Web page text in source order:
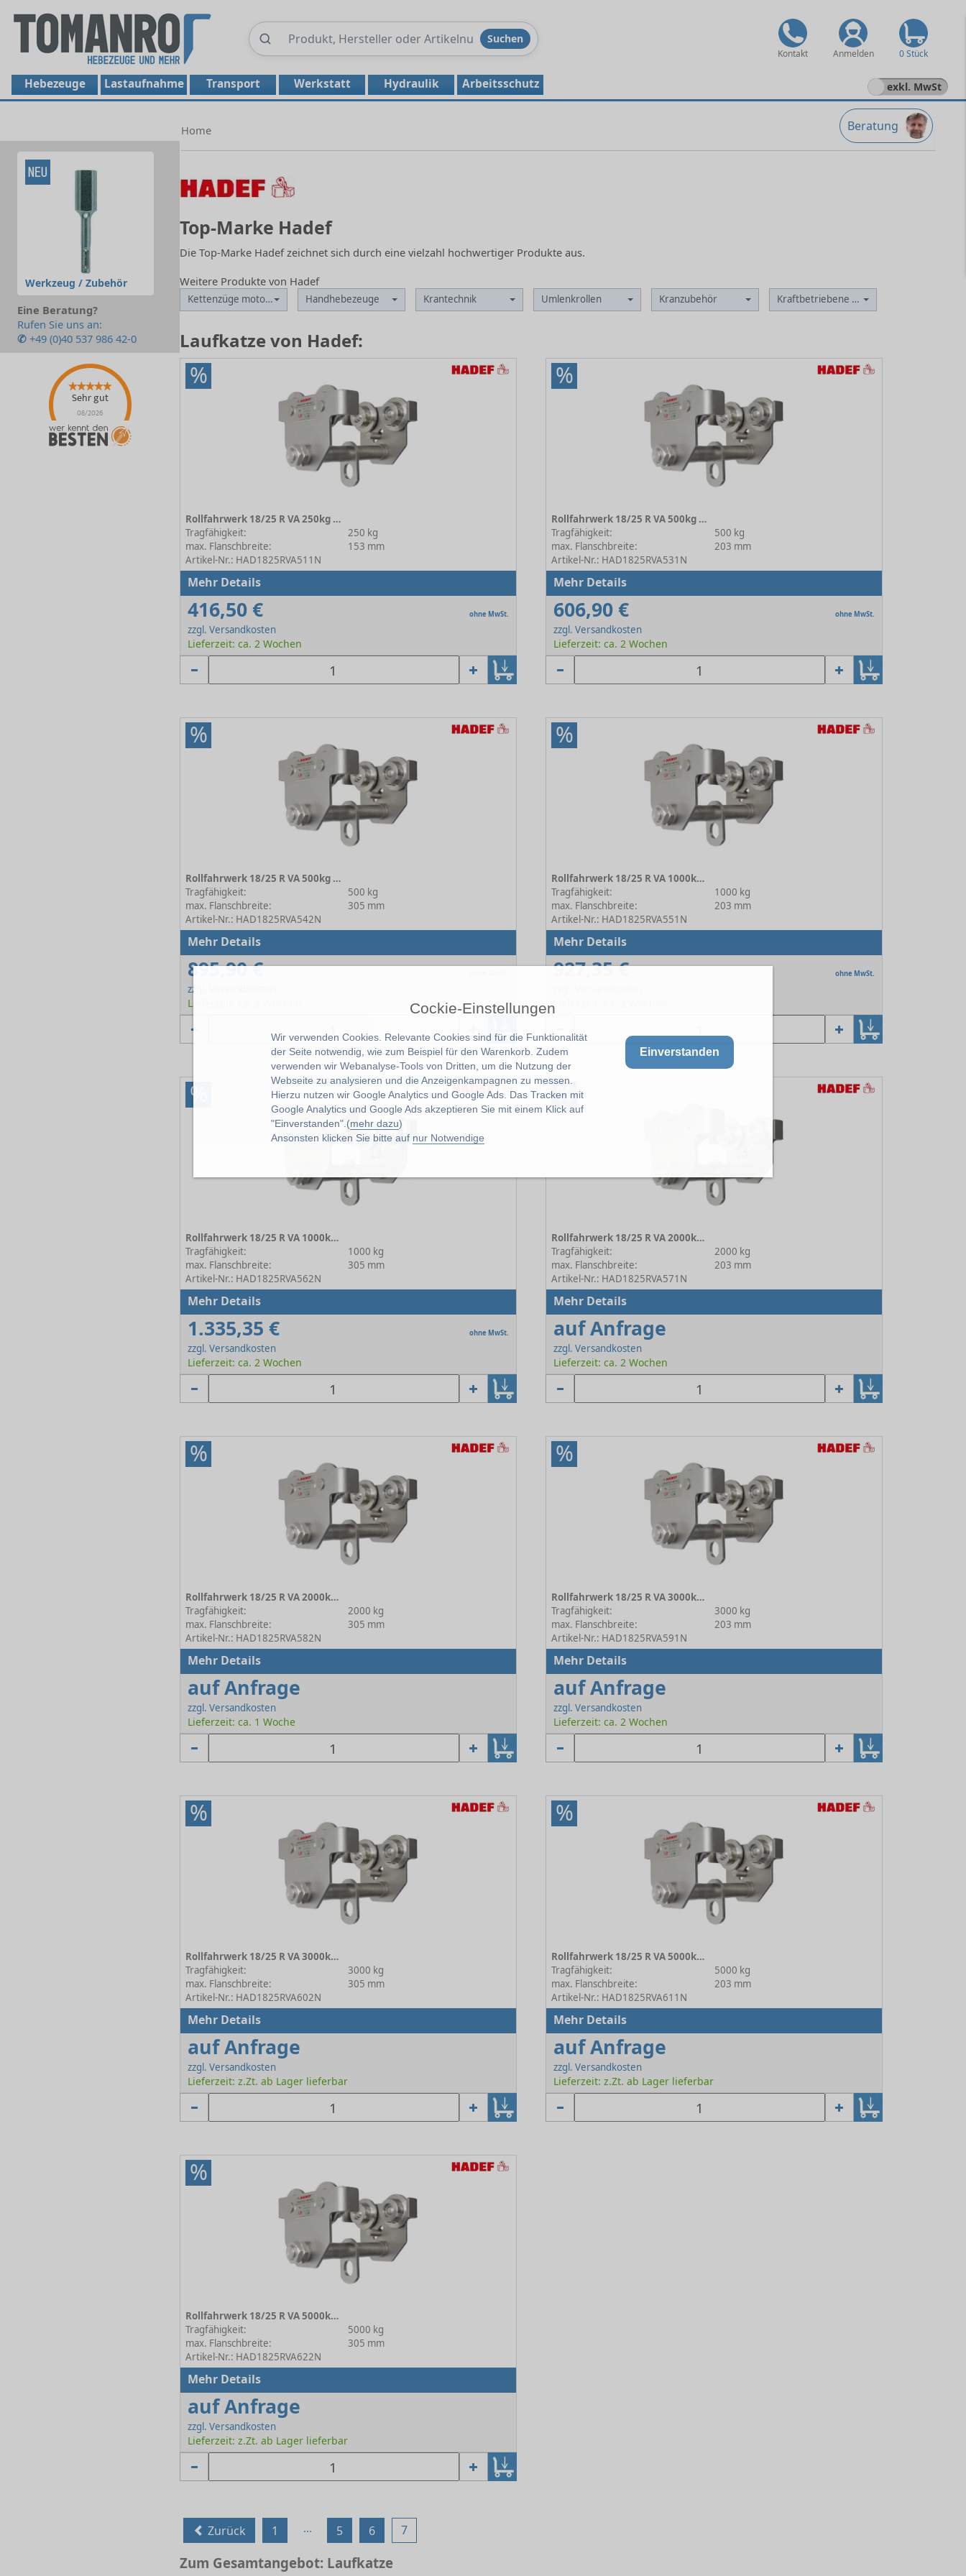
Cockie-Einstellungen
Wir verwenden Cookies. Relevante Cookies sind für die Funktionalität
der Seite notwendig, wie zum Beispiel für den Warenkorb. Zudem
verwenden wir Webanalyse-Tools von Dritten, um die Nutzung der
Webseite zu analysieren und die Anzeigenkampagnen zu messen.
Hierzu nutzen wir Google Analytics und Google Ads. Das Tracken mit
Google Analytics und Google Ads akzeptieren Sie mit einem Klick auf
"Einverstanden".(mehr dazu)
Ansonsten klicken Sie bitte auf nur Notwendige
Einverstanden
Produkte
Suchen
Kontakt Anmelden 0 Stück
Hebezeuge Lastaufnahme Transport Werkstatt Hydraulik Arbeitsschutz exkl. MwSt
Werkzeug / Zubehör
Eine Beratung?
Rufen Sie uns an:
✆ +49 (0)40 537 986 42-0
Sehr gut
08/2026
Beratung
Home
Top-Marke Hadef
Die Top-Marke Hadef zeichnet sich durch eine vielzahl hochwertiger Produkte aus.
Weitere Produkte von Hadef
Kettenzüge motorisch Handhebezeuge Krantechnik Umlenkrollen Kranzubehör Kraftbetriebene Winden
Laufkatze von Hadef:
%
Rollfahrwerk 18/25 R VA 250kg 1N
Tragfähigkeit:
250 kg
max. Flanschbreite:
153 mm
Artikel-Nr.: HAD1825RVA511N
Mehr Details
416,50 € ohne MwSt.
zzgl. Versandkosten
Lieferzeit: ca. 2 Wochen
%
Rollfahrwerk 18/25 R VA 500kg 1N
Tragfähigkeit:
500 kg
max. Flanschbreite:
203 mm
Artikel-Nr.: HAD1825RVA531N
Mehr Details
606,90 € ohne MwSt.
zzgl. Versandkosten
Lieferzeit: ca. 2 Wochen
%
Rollfahrwerk 18/25 R VA 500kg 2N
Tragfähigkeit:
500 kg
max. Flanschbreite:
305 mm
Artikel-Nr.: HAD1825RVA542N
Mehr Details
895,90 €
zzgl. Versandkosten
Lieferzeit: ca. 2 Wochen
%
Rollfahrwerk 18/25 R VA 1000kg 1N
Tragfähigkeit:
1000 kg
max. Flanschbreite:
203 mm
Artikel-Nr.: HAD1825RVA551N
Mehr Details
927,35 € ohne MwSt.
Lieferzeit: ca. 2 Wochen
%
Rollfahrwerk 18/25 R VA 1000kg 2N
Tragfähigkeit:
1000 kg
max. Flanschbreite:
305 mm
Artikel-Nr.: HAD1825RVA562N
Mehr Details
1.335,35 € ohne MwSt.
zzgl. Versandkosten
Lieferzeit: ca. 2 Wochen
%
Rollfahrwerk 18/25 R VA 2000kg 1N
Tragfähigkeit:
2000 kg
max. Flanschbreite:
203 mm
Artikel-Nr.: HAD1825RVA571N
Mehr Details
auf Anfrage
zzgl. Versandkosten
Lieferzeit: ca. 2 Wochen
%
Rollfahrwerk 18/25 R VA 2000kg 2N
Tragfähigkeit:
2000 kg
max. Flanschbreite:
305 mm
Artikel-Nr.: HAD1825RVA582N
Mehr Details
auf Anfrage
zzgl. Versandkosten
Lieferzeit: ca. 1 Woche
%
Rollfahrwerk 18/25 R VA 3000kg 1N
Tragfähigkeit:
3000 kg
max. Flanschbreite:
203 mm
Artikel-Nr.: HAD1825RVA591N
Mehr Details
auf Anfrage
zzgl. Versandkosten
Lieferzeit: ca. 2 Wochen
%
Rollfahrwerk 18/25 R VA 3000kg 2N
Tragfähigkeit:
3000 kg
max. Flanschbreite:
305 mm
Artikel-Nr.: HAD1825RVA602N
Mehr Details
auf Anfrage
zzgl. Versandkosten
Lieferzeit: z.Zt. ab Lager lieferbar
%
Rollfahrwerk 18/25 R VA 5000kg 1N
Tragfähigkeit:
5000 kg
max. Flanschbreite:
203 mm
Artikel-Nr.: HAD1825RVA611N
Mehr Details
auf Anfrage
zzgl. Versandkosten
Lieferzeit: z.Zt. ab Lager lieferbar
%
Rollfahrwerk 18/25 R VA 5000kg 2N
Tragfähigkeit:
5000 kg
max. Flanschbreite:
305 mm
Artikel-Nr.: HAD1825RVA622N
Mehr Details
auf Anfrage
zzgl. Versandkosten
Lieferzeit: z.Zt. ab Lager lieferbar
Zurück 1 ... 5 6 7
Zum Gesamtangebot: Laufkatze